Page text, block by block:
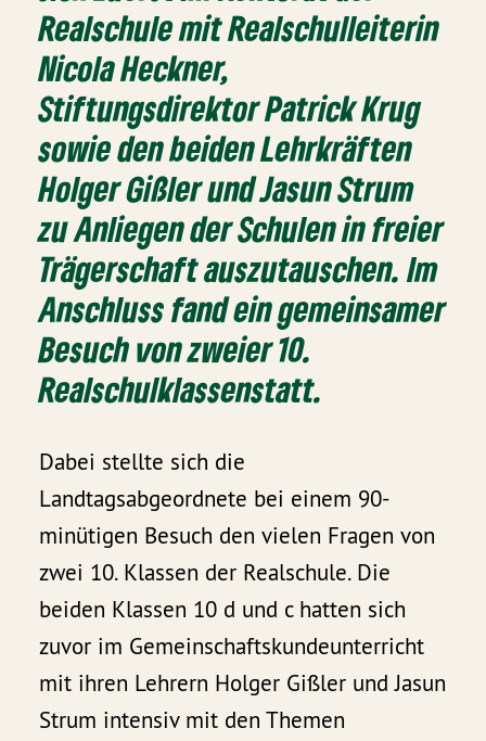
Realschule mit Realschulleiterin
Nicola Heckner,
Stiftungsdirektor Patrick Krug
sowie den beiden Lehrkräften
Holger Gißler und Jasun Strum
zu Anliegen der Schulen in freier
Trägerschaft auszutauschen. Im
Anschluss fand ein gemeinsamer
Besuch von zweier 10.
Realschulklassenstatt.
Dabei stellte sich die
Landtagsabgeordnete bei einem 90-
minütigen Besuch den vielen Fragen von
zwei 10. Klassen der Realschule. Die
beiden Klassen 10 d und c hatten sich
zuvor im Gemeinschaftskundeunterricht
mit ihren Lehrern Holger Gißler und Jasun
Strum intensiv mit den Themen